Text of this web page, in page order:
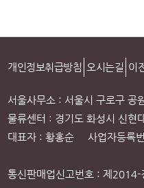
개인정보취급방침 오시는길 이
서울사무소 : 서울시 구로구 공
물류센터 : 경기도 화성시 신현
대표자 : 황홍순 사업자등록
통신판매업신고번호 : 제